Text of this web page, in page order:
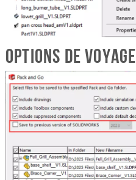
Options de voyage